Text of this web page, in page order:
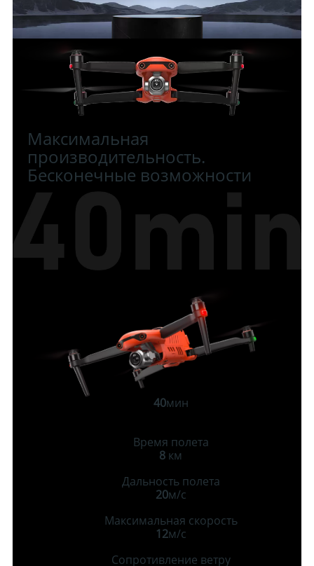
Максимальная
производительность.
Бесконечные возможности
40мин
Время полета
8 км
Дальность полета
20м/с
Максимальная скорость
12м/с
Сопротивление ветру